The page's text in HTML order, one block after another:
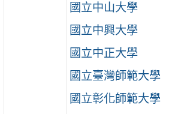
國立中山大學
國立中興大學
國立中正大學
國立臺灣師範大學
國立彰化師範大學